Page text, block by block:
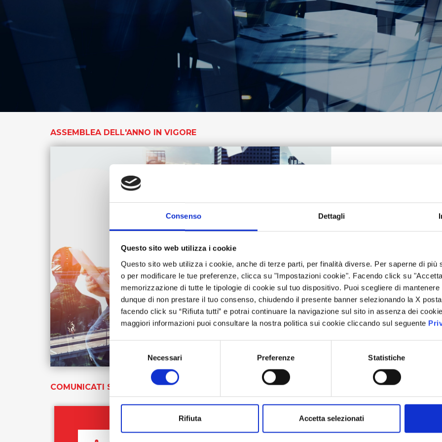
Consenso Dettagli
Questo sito web utilizza i cookie
Questo sito web utilizza i cookie, anche di terze parti, per finalità diverse. Per saperne di più
o per modificare le tue preferenze, clicca su "Impostazioni cookie". Facendo click su
memorizzazione di tutte le tipologie di cookie sul tuo dispositivo. Puoi scegliere di
dunque di non prestare il tuo consenso, chiudendo il presente banner selezionando la X
facendo click su “Rifiuta tutti” e potrai continuare la navigazione sul sito in assenza dei
maggiori informazioni puoi consultare la nostra politica sui cookie cliccando sul seguente
Selezione
consenso
Necessari Preferenze Statistiche
Rifiuta Accetta selezionati
Assemblee
Comunicati Stampa
Organi Sociali
ASSEMBLEA DELL'ANNO IN VIGORE
Assemblea
Straordinaria
Assemblea Ordinaria e
Soci sono convocati in
il Baglioni Hotel Regina
LEGGI
COMUNICATI STAMPA INVESTOR RELATIONS
30/07/2026 29/07/2026